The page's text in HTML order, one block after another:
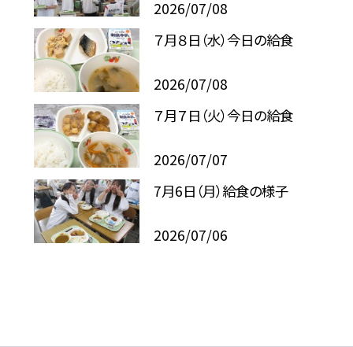
2026/07/08
７月８日（水）今日の給食
2026/07/08
７月７日（火）今日の給食
2026/07/07
7月6日（月）給食の様子
2026/07/06